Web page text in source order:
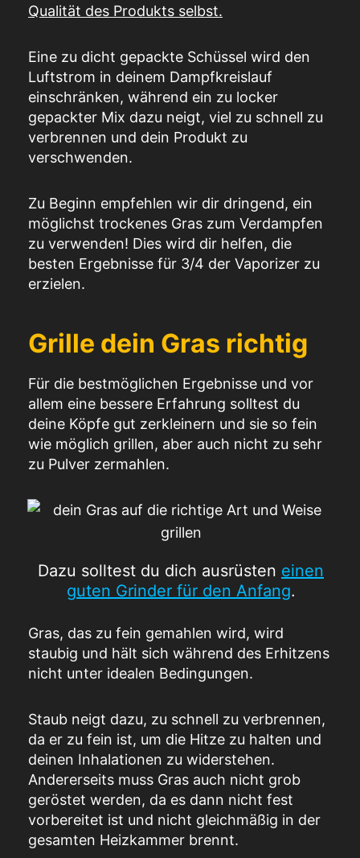
Qualität des Produkts selbst.
Eine zu dicht gepackte Schüssel wird den
Luftstrom in deinem Dampfkreislauf
einschränken, während ein zu locker
gepackter Mix dazu neigt, viel zu schnell zu
verbrennen und dein Produkt zu
verschwenden.
Zu Beginn empfehlen wir dir dringend, ein
möglichst trockenes Gras zum Verdampfen
zu verwenden! Dies wird dir helfen, die
besten Ergebnisse für 3/4 der Vaporizer zu
erzielen.
Grille dein Gras richtig
Für die bestmöglichen Ergebnisse und vor
allem eine bessere Erfahrung solltest du
deine Köpfe gut zerkleinern und sie so fein
wie möglich grillen, aber auch nicht zu sehr
zu Pulver zermahlen.
Dazu solltest du dich ausrüsten einen
guten Grinder für den Anfang.
Gras, das zu fein gemahlen wird, wird
staubig und hält sich während des Erhitzens
nicht unter idealen Bedingungen.
Staub neigt dazu, zu schnell zu verbrennen,
da er zu fein ist, um die Hitze zu halten und
deinen Inhalationen zu widerstehen.
Andererseits muss Gras auch nicht grob
geröstet werden, da es dann nicht fest
vorbereitet ist und nicht gleichmäßig in der
gesamten Heizkammer brennt.